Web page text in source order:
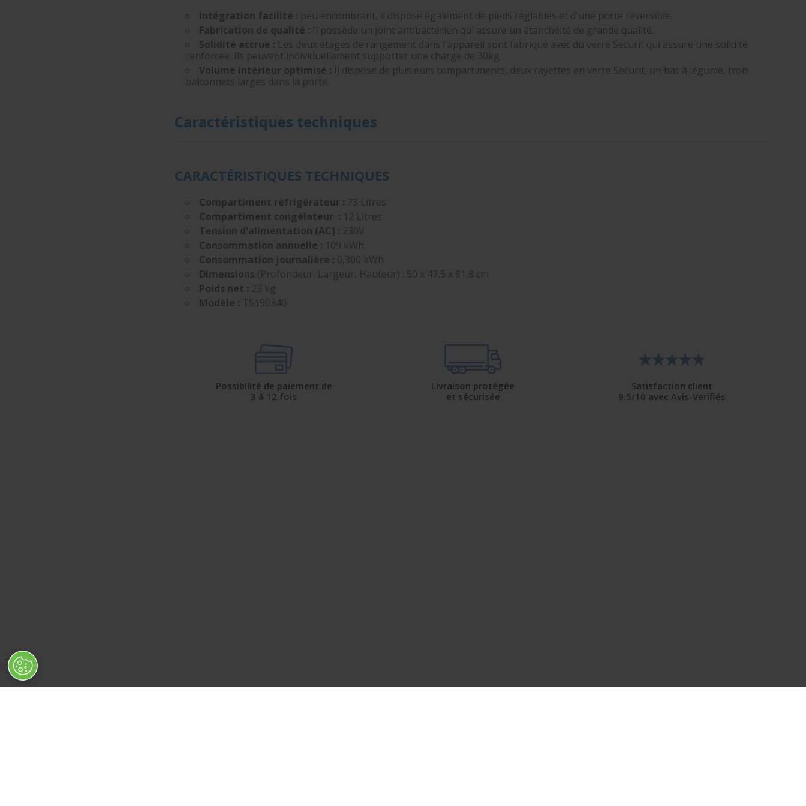
Intégration facilité : peu encombrant, il dispose également de pieds réglables et d'une porte réversible.
Fabrication de qualité : Il possède un joint antibactérien qui assure un étanchéité de grande qualité.
Solidité accrue : Les deux étages de rangement dans l'appareil sont fabriqué avec du verre Securit qui assure une solidité
renforcée. Ils peuvent individuellement supporter une charge de 30kg.
Volume intérieur optimisé : Il dispose de plusieurs compartiments, deux cayettes en verre Securit, un bac à légume, trois
balconnets larges dans la porte.
Caractéristiques techniques
CARACTÉRISTIQUES TECHNIQUES
Compartiment réfrigérateur : 73 Litres
Compartiment congélateur : 12 Litres
Tension d'alimentation (AC) : 230V
Consommation annuelle : 109 kWh
Consommation journalière : 0,300 kWh
Dimensions (Profondeur, Largeur, Hauteur) : 50 x 47,5 x 81,8 cm
Poids net : 23 kg
Modèle : TS190340
Possibilité de paiement de
3 à 12 fois
Livraison protégée
et sécurisée
Satisfaction client
9.5/10 avec Avis-Verifiés